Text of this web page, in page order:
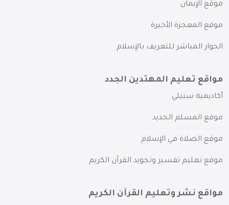
موقع الإيمان
موقع المعجزة الأخيرة
الحوار المباشر للتعريف بالإسلام
مواقع تعليم المهتدين الجدد
أكاديمية سبيلي
موقع المسلم الجديد
موقع الصلاة في الإسلام
موقع تعليم تفسير وتجويد القرآن الكريم
مواقع نشر وتعليم القرآن الكريم